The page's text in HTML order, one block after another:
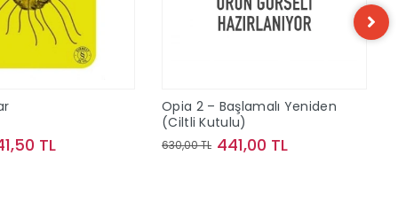
TL
Opia 2 – Başlamalı Yeniden
(Ciltli Kutulu)
630,00 TL 441,00 TL